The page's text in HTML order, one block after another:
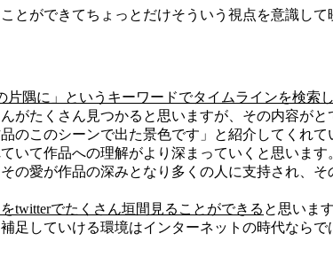
とができてちょっとだけそういう視点を意識し
片隅に」というキーワードでタイムラインを検索
がたくさん見つかると思いますが、その内容がと
のこのシーンで出た景色です」と紹介してくれ
いて作品への理解がより深まっていくと思います
の愛が作品の深みとなり多くの人に支持され、
をtwitterでたくさん垣間見ることができる と思いま
足していける環境はインターネットの時代ならで